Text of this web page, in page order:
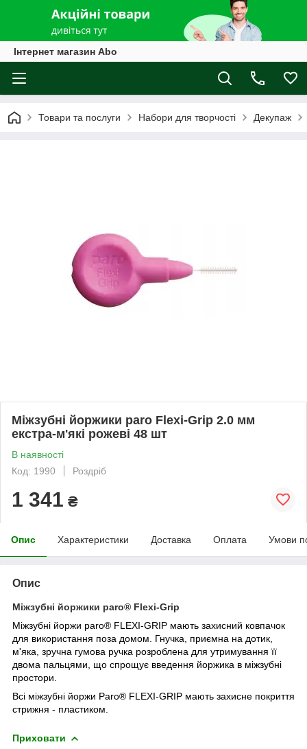
Інтернет магазин Abo
Товари та послуги Набори для творчості Декупаж
Міжзубні йоржики paro Flexi-Grip 2.0 мм
екстра-м'які рожеві 48 шт
В наявності
Код: 1990
Роздріб
1 341 ₴
Опис Характеристики Доставка Оплата Умови
Опис
Міжзубні йоржики paro® Flexi-Grip
Міжзубні йоржи paro® FLEXI-GRIP мають захисний ковпачок
для використання поза домом. Гнучка, приємна на дотик,
м'яка, зручна гумова ручка розроблена для утримування її
двома пальцями, що спрощує введення йоржика в міжзубні
простори.
Всі міжзубні йоржи Paro® FLEXI-GRIP мають захисне покриття
стрижня - пластиком.
Приховати